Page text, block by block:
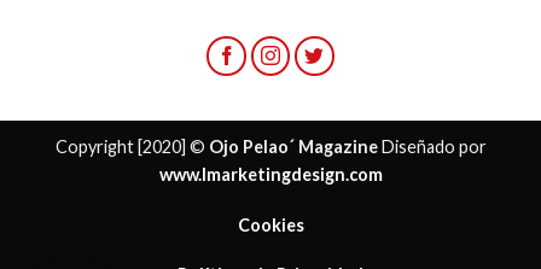
Copyright [2020] © Ojo Pelao´ MagazineDiseñado por
www.lmarketingdesign.com
Cookies